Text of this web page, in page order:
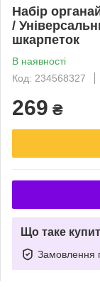
Набір
/
шкарпеток
В наявності
Код: 234568327
269 ₴
Що таке
Замовлення